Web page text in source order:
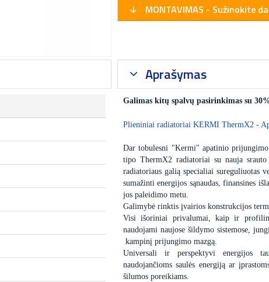
MONTAVIMAS - Sužinokite
Aprašymas
Galimas kitų spalvų pasirinkimas su
Plieniniai radiatoriai KERMI ThermX2 -
Dar tobulesni "Kermi" apatinio
tipo ThermX2 radiatoriai su nauja
radiatoriaus galią specialiai sureguliuotas
sumažinti energijos sąnaudas, finansines
jos paleidimo metu.
Galimybė rinktis įvairios konstrukcijos
Visi išoriniai privalumai, kaip ir
naudojami naujose šildymo sistemose,
kampinį prijungimo mazgą.
Universali ir perspektyvi energijos
naudojančioms saulės energiją ar
šilumos poreikiams.